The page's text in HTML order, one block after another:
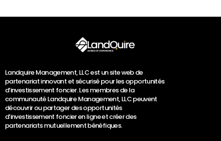
Landquire Management, LLC est un site web de
partenariat innovant et sécurisé pour les opportunités
d’investissement foncier. Les membres de la
communauté Landquire Management, LLC peuvent
découvrir ou partager des opportunités
d’investissement foncier en ligne et créer des
partenariats mutuellement bénéfiques.